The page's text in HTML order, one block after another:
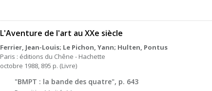
L'Aventure de l'art au XXe siècle
Ferrier, Jean-Louis; Le Pichon, Yann; Hulten, Pontus
Paris : éditions du Chêne - Hachette
octobre 1988, 895 p. (Livre)
"BMPT : la bande des quatre", p. 643